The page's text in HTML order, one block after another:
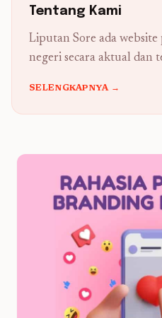
Tentang Kami
Liputan Sore ada
negeri secara aktual dan
SELENGKAPNYA →